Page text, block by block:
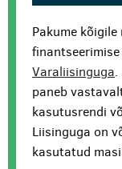
Pakume
Varaliisinguga.
paneb
kasutusrendi
Liisinguga on
kasutatud